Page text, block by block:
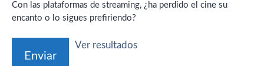
Con las plataformas de streaming, ¿ha perdido el cine su
encanto o lo sigues prefiriendo?
Ver resultados